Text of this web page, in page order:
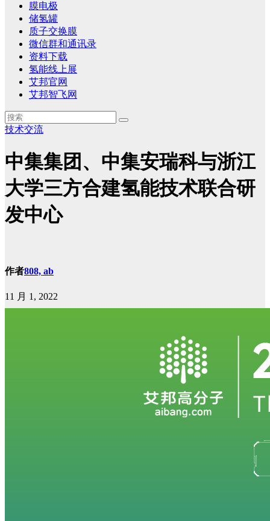
膜电极
储氢罐
质子交换膜
微信群和通讯录
资料下载
氢能线上展
艾邦官网
艾邦智飞网
技术交流
中集集团、中集安瑞科与浙江
大学三方合建氢能技术联合研
发中心
作者808, ab
11 月 1, 2022